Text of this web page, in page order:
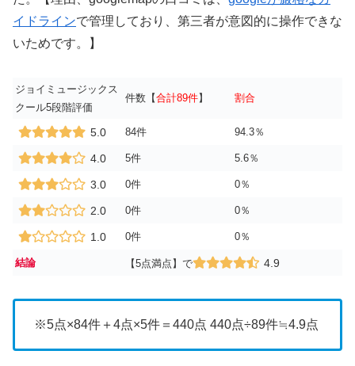
イドラインで管理しており、第三者が意図的に操作できな
いためです。】
ジョイミュージックス
クール5段階評価
件数【合計89件】 割合
5.0 84件 94.3％
4.0 5件 5.6％
3.0 0件 0％
2.0 0件 0％
1.0 0件 0％
結論 【5点満点】で 4.9
※5点×84件＋4点×5件＝440点 440点÷89件≒4.9点